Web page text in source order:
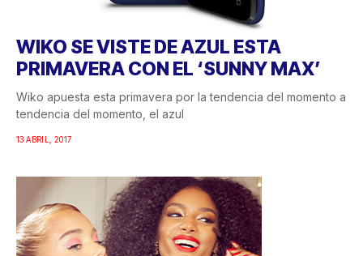
WIKO SE VISTE DE AZUL ESTA
PRIMAVERA CON EL ‘SUNNY MAX’
Wiko apuesta esta primavera por la tendencia del momento a
tendencia del momento, el azul
13 ABRIL, 2017